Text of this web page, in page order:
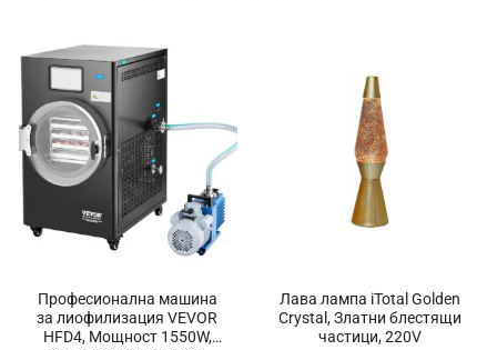
Професионална машина
за лиофилизация VEVOR
HFD4, Мощност 1550W,
Лава лампа iTotal Golden
Crystal, Златни блестящи
частици, 220V